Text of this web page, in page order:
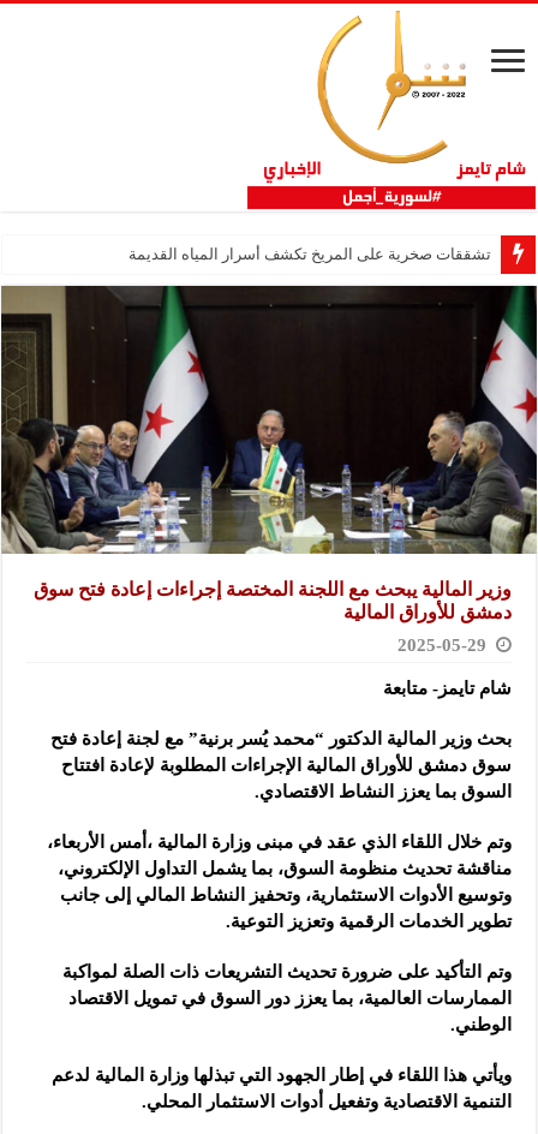
تشققات صخرية على المريخ تكشف أسرار المياه القديمة
وزير المالية يبحث مع اللجنة المختصة إجراءات إعادة فتح سوق
دمشق للأوراق ‏المالية
2025-05-29
شام تايمز- متابعة
بحث وزير المالية الدكتور “محمد يُسر برنية” مع لجنة إعادة فتح
سوق دمشق ‏للأوراق المالية
الإجراءات المطلوبة لإعادة افتتاح
السوق بما يعزز النشاط ‏الاقتصادي.‏
وتم خلال اللقاء الذي عقد في مبنى وزارة المالية ،أمس الأربعاء،
مناقشة تحديث ‏منظومة السوق، بما يشمل التداول الإلكتروني،
وتوسيع الأدوات الاستثمارية، ‏وتحفيز النشاط المالي إلى جانب
تطوير الخدمات الرقمية وتعزيز التوعية.‏
وتم التأكيد على ضرورة تحديث التشريعات ذات الصلة لمواكبة
الممارسات ‏العالمية، بما يعزز دور السوق في تمويل الاقتصاد
الوطني.‏
ويأتي هذا اللقاء في إطار الجهود التي تبذلها وزارة المالية لدعم
التنمية ‏الاقتصادية وتفعيل أدوات الاستثمار المحلي.‏